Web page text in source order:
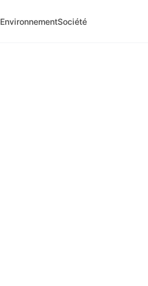
EnvironnementSociété